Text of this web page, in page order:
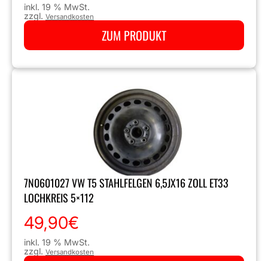
inkl. 19 % MwSt.
zzgl. Versandkosten
ZUM PRODUKT
7N0601027 VW T5 STAHLFELGEN 6,5JX16 ZOLL ET33
LOCHKREIS 5×112
49,90€
inkl. 19 % MwSt.
zzgl. Versandkosten